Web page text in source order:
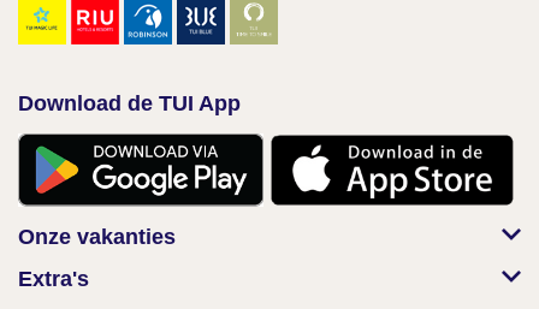
Download de TUI App
Onze vakanties
Extra's